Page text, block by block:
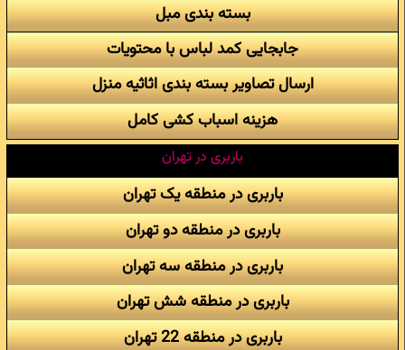
بسته بندی مبل
جابجایی کمد لباس با محتویات
ارسال تصاویر بسته بندی اثاثیه منزل
هزینه اسباب کشی کامل
باربری در تهران
باربری در منطقه یک تهران
باربری در منطقه دو تهران
باربری در منطقه سه تهران
باربری در منطقه شش تهران
باربری در منطقه 22 تهران